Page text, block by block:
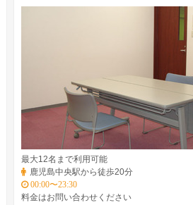
最大12名まで利用可能
鹿児島中央駅から徒歩20分
00:00〜23:30
料金はお問い合わせください